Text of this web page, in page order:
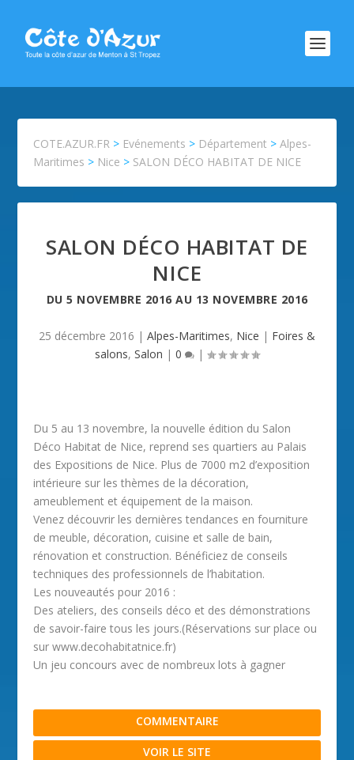
COTE.AZUR.FR > Evénements > Département >Alpes-
Maritimes > Nice > SALON DÉCO HABITAT DE NICE
SALON DÉCO HABITAT DE
NICE
DU 5 NOVEMBRE 2016 AU 13 NOVEMBRE 2016
25 décembre 2016 | Alpes-Maritimes, Nice | Foires &
salons, Salon | 0 |
Du 5 au 13 novembre, la nouvelle édition du Salon
Déco Habitat de Nice, reprend ses quartiers au Palais
des Expositions de Nice. Plus de 7000 m2 d’exposition
intérieure sur les thèmes de la décoration,
ameublement et équipement de la maison.
Venez découvrir les dernières tendances en fourniture
de meuble, décoration, cuisine et salle de bain,
rénovation et construction. Bénéficiez de conseils
techniques des professionnels de l’habitation.
Les nouveautés pour 2016 :
Des ateliers, des conseils déco et des démonstrations
de savoir-faire tous les jours.(Réservations sur place ou
sur www.decohabitatnice.fr)
Un jeu concours avec de nombreux lots à gagner
COMMENTAIRE
VOIR LE SITE